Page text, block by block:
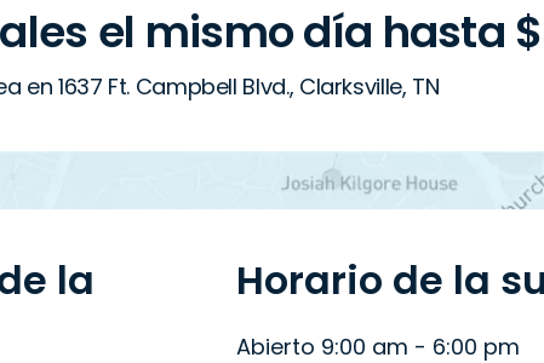
el mismo día hasta
1637 Ft. Campbell Blvd., Clarksville, TN
la
Horario de la
Abierto 9:00 am - 6:00 pm